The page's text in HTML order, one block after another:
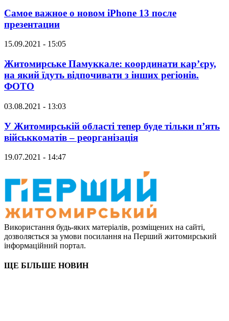
Самое важное о новом iPhone 13 после
презентации
15.09.2021 - 15:05
Житомирське Памуккале: координати кар’єру,
на який їдуть відпочивати з інших регіонів.
ФОТО
03.08.2021 - 13:03
У Житомирській області тепер буде тільки п’ять
військкоматів – реорганізація
19.07.2021 - 14:47
Використання будь-яких матеріалів, розміщених на сайті,
дозволяється за умови посилання на Перший житомирський
інформаційний портал.
ЩЕ БІЛЬШЕ НОВИН